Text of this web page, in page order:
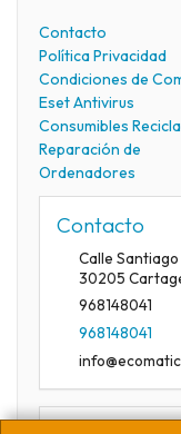
Contacto
Política Privacidad
Condiciones de
Eset Antivirus
Consumibles
Reparación de
Ordenadores
Contacto
Calle Santiago
30205
968148041
968148041